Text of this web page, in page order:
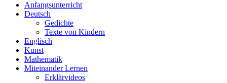
Anfangsunterricht
Deutsch
Gedichte
Texte von Kindern
Englisch
Kunst
Mathematik
Miteinander Lernen
Erklärvideos